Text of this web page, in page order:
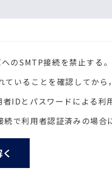
のSMTP接続を禁止する。
いることを確認してから
IDとパスワードによる利
で利用者認証済みの場合